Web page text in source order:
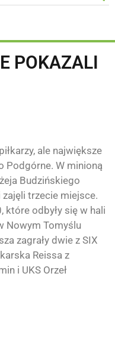
POKAZALI
ale największe
Podgórne. W minioną
Budzińskiego
zajęli trzecie miejsce.
odbyły się w hali
Nowym Tomyślu
zagrały dwie z SIX
Reissa z
i UKS Orzeł